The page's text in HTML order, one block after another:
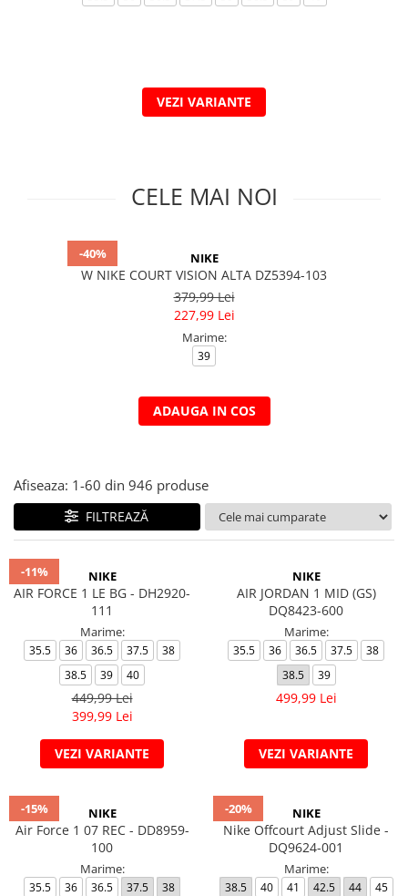
VEZI VARIANTE
CELE MAI NOI
-40% NIKE
W NIKE COURT VISION ALTA DZ5394-103
379,99 Lei
227,99 Lei
Marime:
39
ADAUGA IN COS
Afiseaza: 1-60 din 946 produse
FILTREAZĂ
-11% NIKE
AIR FORCE 1 LE BG - DH2920-
111
Marime:
35.5 36 36.5 37.5
38
38.5
39 40
449,99 Lei
399,99 Lei
VEZI VARIANTE
NIKE
AIR JORDAN 1 MID (GS)
DQ8423-600
Marime:
35.5 36 36.5 37.5
38
38.5
39
499,99 Lei
VEZI VARIANTE
-15% NIKE
Air Force 1 07 REC - DD8959-
100
Marime:
35.5 36 36.5 37.5
38
-20% NIKE
Nike Offcourt Adjust Slide -
DQ9624-001
Marime:
38.5 40 41 42.5 44
45